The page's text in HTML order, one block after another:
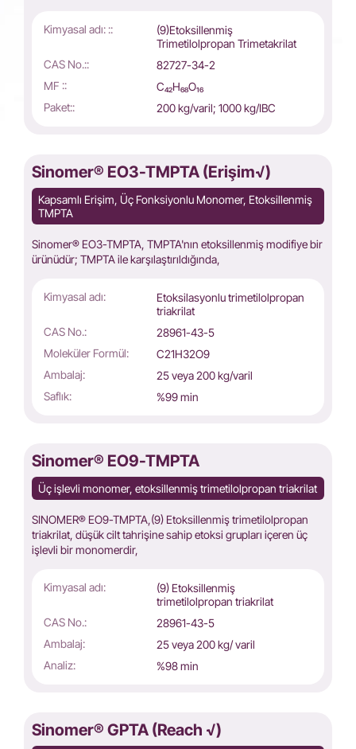
Kimyasal adı: ::
(9)Etoksillenmiş
Trimetilolpropan Trimetakrilat
CAS No.::
82727-34-2
MF ::
C₄₂H₆₈O₁₆
Paket::
200 kg/varil; 1000 kg/IBC
Sinomer® EO3-TMPTA (Erişim√)
Kapsamlı Erişim, Üç Fonksiyonlu Monomer, Etoksillenmiş
TMPTA
Sinomer® EO3-TMPTA, TMPTA'nın etoksillenmiş modifiye bir
ürünüdür; TMPTA ile karşılaştırıldığında,
Kimyasal adı:
Etoksilasyonlu trimetilolpropan
triakrilat
CAS No.:
28961-43-5
Moleküler Formül:
C21H32O9
Ambalaj:
25 veya 200 kg/varil
Saflık:
%99 min
Sinomer® EO9-TMPTA
Üç işlevli monomer, etoksillenmiş trimetilolpropan triakrilat
SINOMER® EO9-TMPTA,(9) Etoksillenmiş trimetilolpropan
triakrilat, düşük cilt tahrişine sahip etoksi grupları içeren üç
işlevli bir monomerdir,
Kimyasal adı:
(9) Etoksillenmiş
trimetilolpropan triakrilat
CAS No.:
28961-43-5
Ambalaj:
25 veya 200 kg/ varil
Analiz:
%98 min
Sinomer® GPTA (Reach √)